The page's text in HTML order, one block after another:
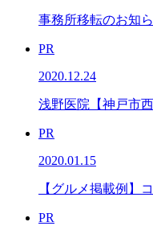
事務所移転のお知
PR
2020.12.24
浅野医院【神戸市
PR
2020.01.15
【グルメ掲載例】
PR